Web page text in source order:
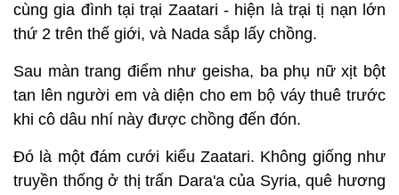
cùng gia đình tại trại Zaatari - hiện là trại tị nạn lớn
thứ 2 trên thế giới, và Nada sắp lấy chồng.
Sau màn trang điểm như geisha, ba phụ nữ xịt bột
tan lên người em và diện cho em bộ váy thuê trước
khi cô dâu nhí này được chồng đến đón.
Đó là một đám cưới kiểu Zaatari. Không giống như
truyền thống ở thị trấn Dara'a của Syria, quê hương